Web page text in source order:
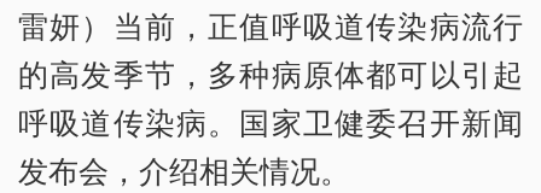
雷妍）当前，正值呼吸道传染病流行
的高发季节，多种病原体都可以引起
呼吸道传染病。国家卫健委召开新闻
发布会，介绍相关情况。